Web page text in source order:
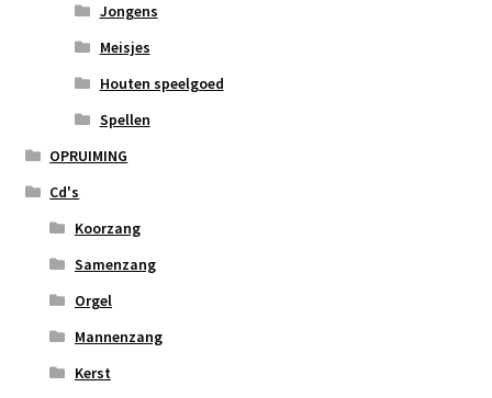
Jongens
Meisjes
Houten speelgoed
Spellen
OPRUIMING
Cd's
Koorzang
Samenzang
Orgel
Mannenzang
Kerst